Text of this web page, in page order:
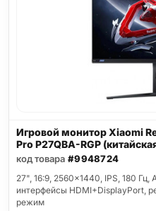
Игровой монитор Xiaomi
Pro P27QBA-RGP
код товара #9948724
27", 16:9, 2560x1440, IPS, 180
интерфейсы HDMI+DisplayPort,
режим